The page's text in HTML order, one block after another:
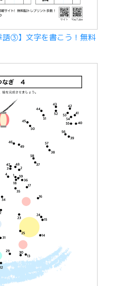
語③】文字を書こう！無料